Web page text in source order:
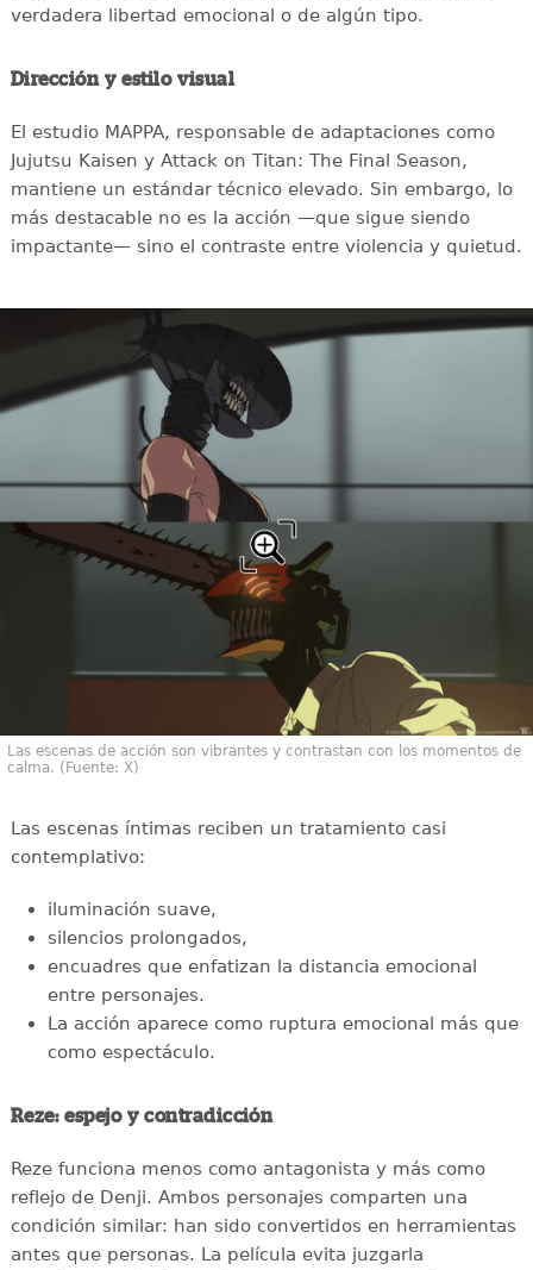
verdadera libertad emocional o de algún tipo.
Dirección y estilo visual
El estudio MAPPA, responsable de adaptaciones como
Jujutsu Kaisen y Attack on Titan: The Final Season,
mantiene un estándar técnico elevado. Sin embargo, lo
más destacable no es la acción —que sigue siendo
impactante— sino el contraste entre violencia y quietud.
Las escenas de acción son vibrantes y contrastan con los momentos de
calma. (Fuente: X)
Las escenas íntimas reciben un tratamiento casi
contemplativo:
iluminación suave,
silencios prolongados,
encuadres que enfatizan la distancia emocional
entre personajes.
La acción aparece como ruptura emocional más que
como espectáculo.
Reze: espejo y contradicción
Reze funciona menos como antagonista y más como
reflejo de Denji. Ambos personajes comparten una
condición similar: han sido convertidos en herramientas
antes que personas. La película evita juzgarla